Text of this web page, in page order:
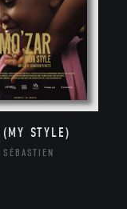
(MY STYLE)